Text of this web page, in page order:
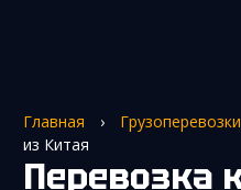
Главная › Грузоперевозки
из Китая
Перевозка контейнеров